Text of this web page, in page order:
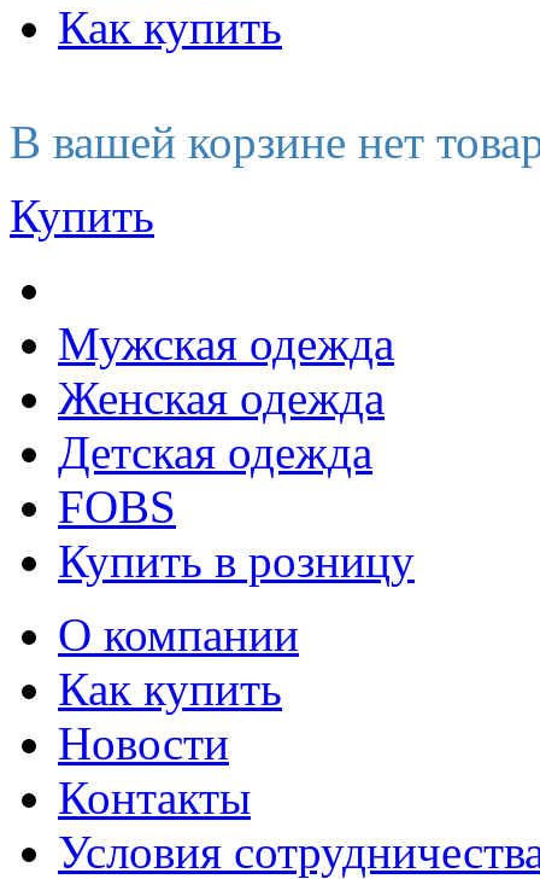
Как купить
В вашей корзине нет
Купить
Мужская одежда
Женская одежда
Детская одежда
FOBS
Купить в розницу
О компании
Как купить
Новости
Контакты
Условия